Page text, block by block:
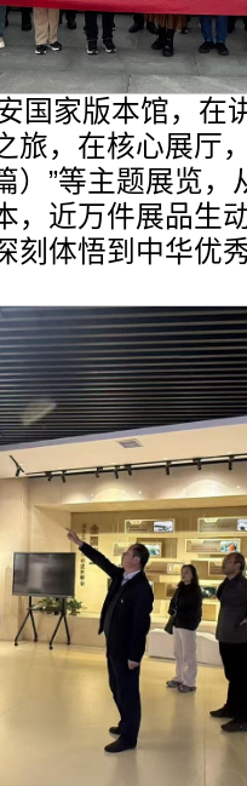
国家版本馆，在
旅，在核心展厅
）”等主题展览
，近万件展品生
刻体悟到中华优